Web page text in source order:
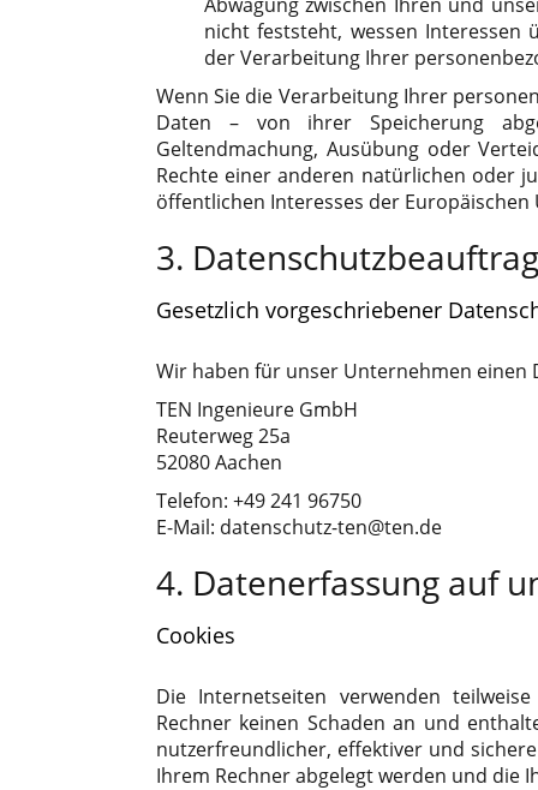
nicht feststeht, wessen Interessen
der Verarbeitung Ihrer
Wenn Sie die Verarbeitung Ihrer
Daten – von ihrer Speicherung
Geltendmachung, Ausübung oder
Rechte einer anderen natürlichen oder
öffentlichen Interesses der
3.
Gesetzlich vorgeschriebener
Wir haben für unser Unternehmen
TEN Ingenieure GmbH
Reuterweg 25a
52080 Aachen
Telefon: +49 241 96750
E-Mail: datenschutz-ten@ten.de
4. Datenerfassung auf
Cookies
Die Internetseiten verwenden
Rechner keinen Schaden an und
nutzerfreundlicher, effektiver und
Ihrem Rechner abgelegt werden und die